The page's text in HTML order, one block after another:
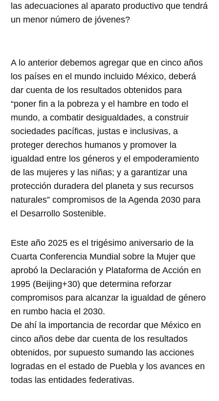
las adecuaciones al aparato productivo que tendrá
un menor número de jóvenes?
A lo anterior debemos agregar que en cinco años
los países en el mundo incluido México, deberá
dar cuenta de los resultados obtenidos para
“poner fin a la pobreza y el hambre en todo el
mundo, a combatir desigualdades, a construir
sociedades pacíficas, justas e inclusivas, a
proteger derechos humanos y promover la
igualdad entre los géneros y el empoderamiento
de las mujeres y las niñas; y a garantizar una
protección duradera del planeta y sus recursos
naturales” compromisos de la Agenda 2030 para
el Desarrollo Sostenible.
Este año 2025 es el trigésimo aniversario de la
Cuarta Conferencia Mundial sobre la Mujer que
aprobó la Declaración y Plataforma de Acción en
1995 (Beijing+30) que determina reforzar
compromisos para alcanzar la igualdad de género
en rumbo hacia el 2030.
De ahí la importancia de recordar que México en
cinco años debe dar cuenta de los resultados
obtenidos, por supuesto sumando las acciones
logradas en el estado de Puebla y los avances en
todas las entidades federativas.